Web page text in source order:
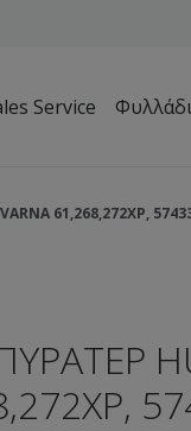
Service
61,268,272XP,